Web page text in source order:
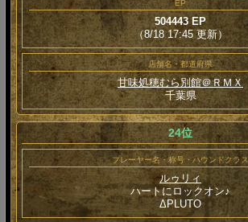
EP
504443 EP
（8/18 17:45 更新）
店舗名・都道府県
甘味処穂むら別館＠ＲＭＸ
千葉県
24位
プレーヤー名・称号・ハウンドクラス
ルゥリィ
ハートにロックオン♪
ΔPLUTO